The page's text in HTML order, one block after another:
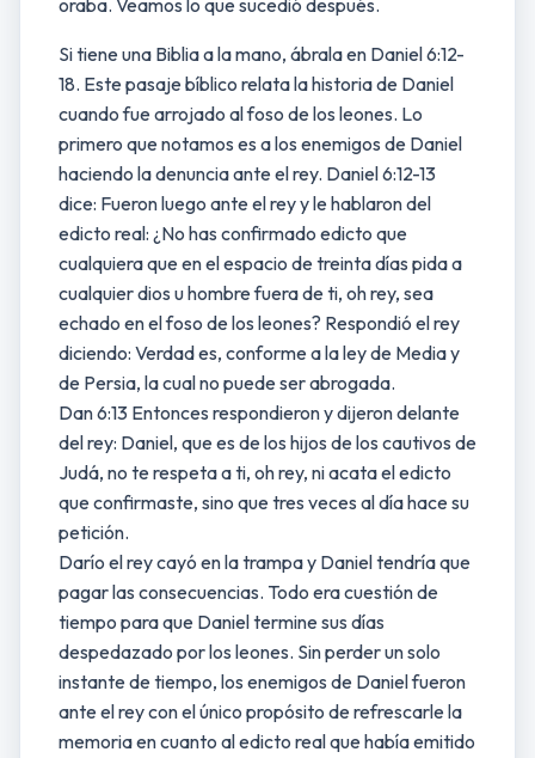
oraba. Veamos lo que sucedió después.
Si tiene una Biblia a la mano, ábrala en Daniel 6:12-
18. Este pasaje bíblico relata la historia de Daniel
cuando fue arrojado al foso de los leones. Lo
primero que notamos es a los enemigos de Daniel
haciendo la denuncia ante el rey. Daniel 6:12-13
dice: Fueron luego ante el rey y le hablaron del
edicto real: ¿No has confirmado edicto que
cualquiera que en el espacio de treinta días pida a
cualquier dios u hombre fuera de ti, oh rey, sea
echado en el foso de los leones? Respondió el rey
diciendo: Verdad es, conforme a la ley de Media y
de Persia, la cual no puede ser abrogada.
Dan 6:13 Entonces respondieron y dijeron delante
del rey: Daniel, que es de los hijos de los cautivos de
Judá, no te respeta a ti, oh rey, ni acata el edicto
que confirmaste, sino que tres veces al día hace su
petición.
Darío el rey cayó en la trampa y Daniel tendría que
pagar las consecuencias. Todo era cuestión de
tiempo para que Daniel termine sus días
despedazado por los leones. Sin perder un solo
instante de tiempo, los enemigos de Daniel fueron
ante el rey con el único propósito de refrescarle la
memoria en cuanto al edicto real que había emitido